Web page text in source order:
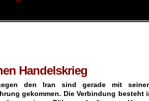
Handelskrieg
den Iran sind gerade mit
gekommen. Die Verbindung besteht